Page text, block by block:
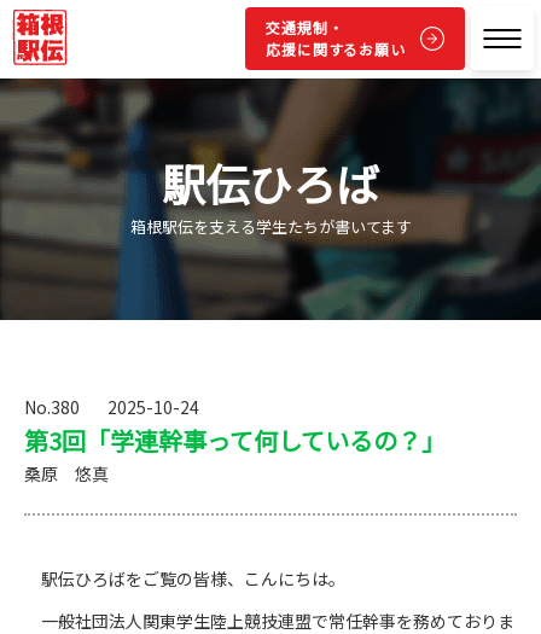
交通規制・
応援に関するお願い
駅伝ひろば
箱根駅伝を支える学生たちが書いてます
No.380 2025-10-24
第3回「学連幹事って何しているの？」
桑原 悠真
駅伝ひろばをご覧の皆様、こんにちは。
一般社団法人関東学生陸上競技連盟で常任幹事を務めておりま